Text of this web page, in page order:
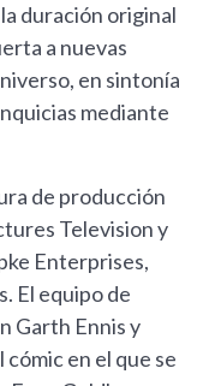
duración original
a nuevas
en sintonía
mediante
de producción
Television y
Enterprises,
El equipo de
Garth Ennis y
en el que se